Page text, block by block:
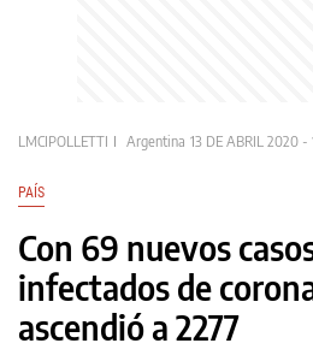
LMCIPOLLETTI Argentina 13 DE ABRIL 2020 -
PAÍS
Con 69 nuevos
infectados de
ascendió a 2277